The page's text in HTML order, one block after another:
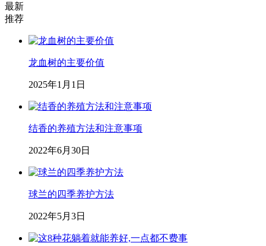
最新
推荐
龙血树的主要价值
2025年1月1日
结香的养殖方法和注意事项
2022年6月30日
球兰的四季养护方法
2022年5月3日